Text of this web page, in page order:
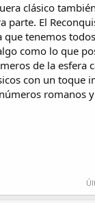
clásico
parte. El
que tenemos
como lo que
de la esfera
con un toque
romanos